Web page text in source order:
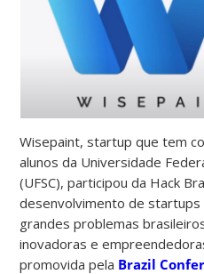
Wisepaint, startup que tem
alunos da Universidade
(UFSC), participou da Hack
desenvolvimento de startups
grandes problemas
inovadoras e
promovida pela Brazil